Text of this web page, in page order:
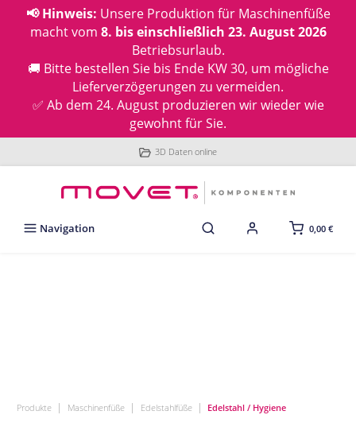
📢 Hinweis: Unsere Produktion für Maschinenfüße
macht vom 8. bis einschließlich 23. August 2026
Betriebsurlaub.
🚚 Bitte bestellen Sie bis Ende KW 30, um mögliche
Lieferverzögerungen zu vermeiden.
✅ Ab dem 24. August produzieren wir wieder wie
gewohnt für Sie.
3D Daten online
Navigation 0,00 €
Produkte | Maschinenfüße | Edelstahlfüße | Edelstahl / Hygiene